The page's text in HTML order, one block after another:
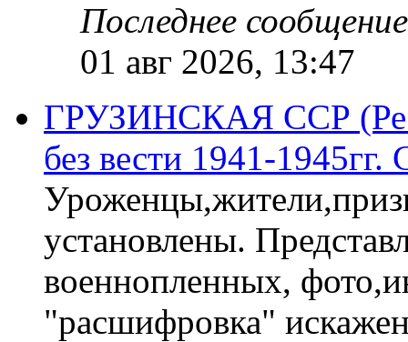
Последнее сообщение
01 авг 2026, 13:47
ГРУЗИНСКАЯ ССР
без вести 1941-
установлены.
военнопленных,
"расшифровка"